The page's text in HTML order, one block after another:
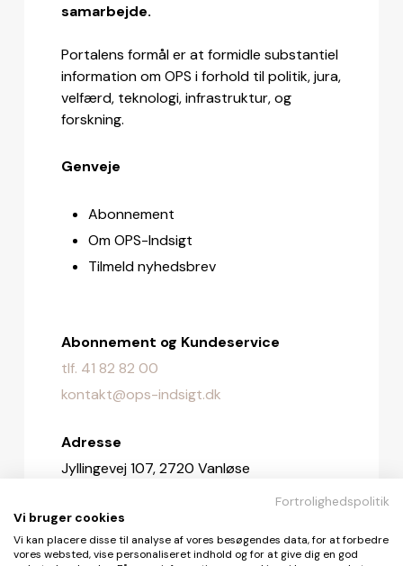
samarbejde.
Portalens formål er at formidle substantiel
information om OPS i forhold til politik, jura,
velfærd, teknologi, infrastruktur, og
forskning.
Genveje
Abonnement
Om OPS-Indsigt
Tilmeld nyhedsbrev
Abonnement og Kundeservice
tlf. 41 82 82 00
kontakt@ops-indsigt.dk
Adresse
Jyllingevej 107, 2720 Vanløse
Redaktionen
redaktionen@ops-indsigt.dk
Fortrolighedspolitik
Vi bruger cookies
Vi kan placere disse til analyse af vores besøgendes data, for at forbedre
vores websted, vise personaliseret indhold og for at give dig en god